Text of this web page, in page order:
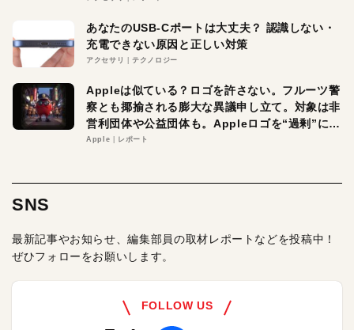
あなたのUSB-Cポートは大丈夫？ 認識しない・
充電できない原因と正しい対策
アクセサリ テクノロジー
Appleは似ている？ロゴを許さない。フルーツ警
察とも揶揄される膨大な異議申し立て。対象は非
営利団体や公益団体も。Appleロゴを“過剰”に守
る理由とは
Apple レポート
SNS
最新記事やお知らせ、編集部員の取材レポートなどを投稿中！
ぜひフォローをお願いします。
FOLLOW US